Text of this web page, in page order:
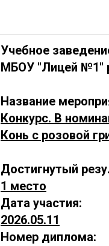
Учебное
МБОУ "Лицей №1"
Название
Конкурс. В
Конь с розовой
Достигнутый
1 место
Дата участия:
2026.05.11
Номер диплома: